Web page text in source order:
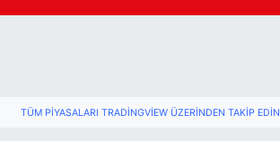
TÜM PIYASALARI TRADINGVIEW ÜZERINDEN TAKIP EDIN